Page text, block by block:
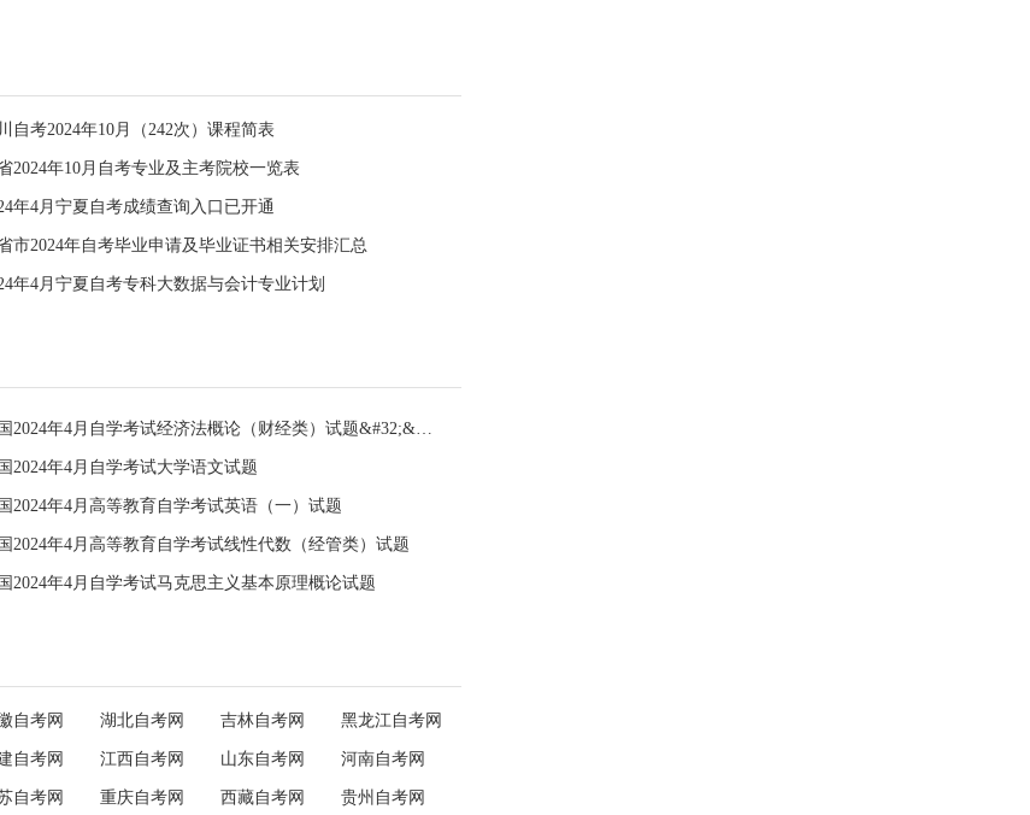
自考2024年10月（242次）课程简表
2024年10月自考专业及主考院校一览表
年4月宁夏自考成绩查询入口已开通
市2024年自考毕业申请及毕业证书相关安排汇总
年4月宁夏自考专科大数据与会计专业计划
全国2024年4月自学考试经济法概论（财经类）试题&#32;&#32;
2024年4月自学考试大学语文试题
2024年4月高等教育自学考试英语（一）试题
2024年4月高等教育自学考试线性代数（经管类）试题
2024年4月自学考试马克思主义基本原理概论试题
自考网 湖北自考网 吉林自考网 黑龙江自考网
自考网 江西自考网 山东自考网 河南自考网
自考网 重庆自考网 西藏自考网 贵州自考网